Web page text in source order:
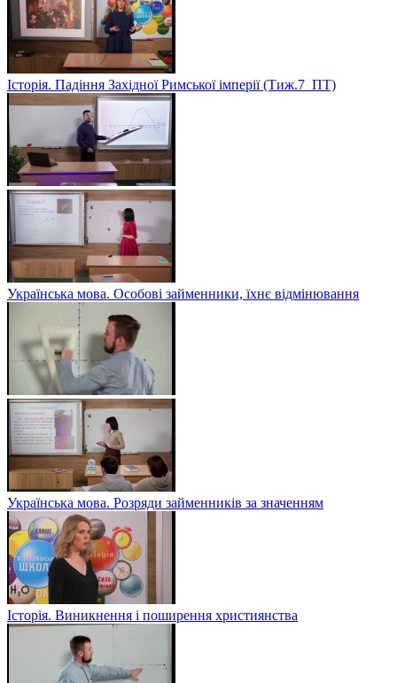
Історія. Падіння Західної Римської імперії (Тиж.7_ПТ)
Українська мова. Особові займенники, їхнє відмінювання
Українська мова. Розряди займенників за значенням
Історія. Виникнення і поширення християнства